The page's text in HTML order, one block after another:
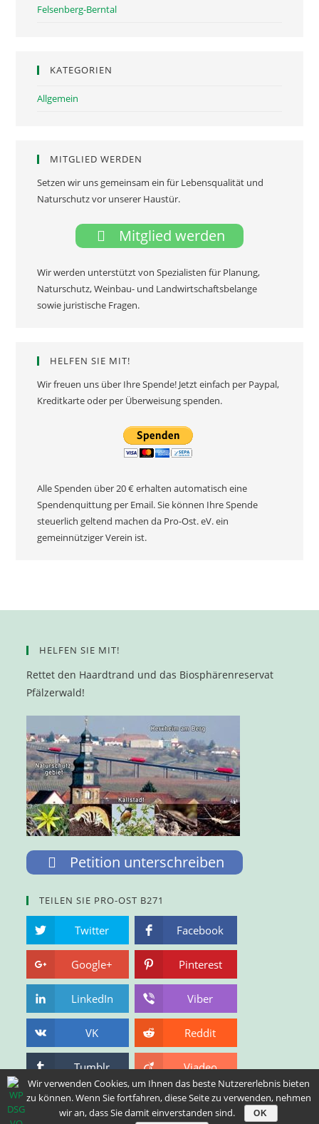
Felsenberg-Berntal
KATEGORIEN
Allgemein
MITGLIED WERDEN
Setzen wir uns gemeinsam ein für Lebensqualität und
Naturschutz vor unserer Haustür.
Mitglied werden
Wir werden unterstützt von Spezialisten für Planung,
Naturschutz, Weinbau- und Landwirtschaftsbelange
sowie juristische Fragen.
HELFEN SIE MIT!
Wir freuen uns über Ihre Spende! Jetzt einfach per Paypal,
Kreditkarte oder per Überweisung spenden.
Alle Spenden über 20 € erhalten automatisch eine
Spendenquittung per Email. Sie können Ihre Spende
steuerlich geltend machen da Pro-Ost. eV. ein
gemeinnütziger Verein ist.
HELFEN SIE MIT!
Rettet den Haardtrand und das Biosphärenreservat
Pfälzerwald!
Petition unterschreiben
TEILEN SIE PRO-OST B271
Twitter Facebook
Google+ Pinterest
LinkedIn Viber
VK Reddit
Tumblr Viadeo
PRO-OST B271 AUF FACEBOOK
Wir verwenden Cookies, um Ihnen das beste Nutzererlebnis bieten
zu können. Wenn Sie fortfahren, diese Seite zu verwenden, nehmen
wir an, dass Sie damit einverstanden sind.
OK